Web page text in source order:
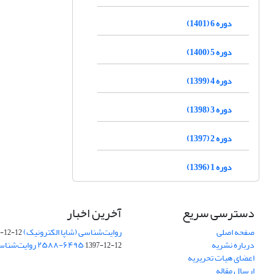
دوره 6 (1401)
دوره 5 (1400)
دوره 4 (1399)
دوره 3 (1398)
دوره 2 (1397)
دوره 1 (1396)
دسترسی سریع
صفحه اصلی
درباره نشریه
اعضای هیات تحریریه
ارسال مقاله
آخرین اخبار
روایت‌شناسی (شاپا الکترونیک) ‪۲۵۸۸-۶۲۳۱12-12
‪روایت‌شناسی (شاپا چاپی) ‪۲۵۸۸-۶۴۹۵1397-12-12